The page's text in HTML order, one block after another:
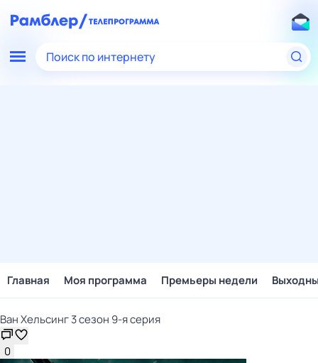
Поиск по интернету
Главная Моя программа Премьеры недели
Ван Хельсинг 3 сезон 9-я серия
0